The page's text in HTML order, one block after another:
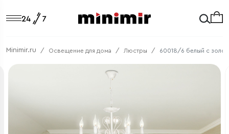
Minimir.ru Освещение для дома Люстры 60018/6 белый с